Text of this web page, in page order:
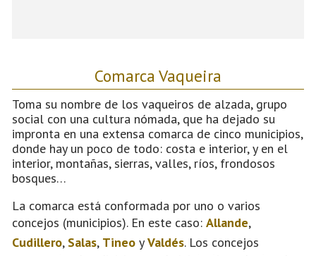
Comarca Vaqueira
Toma su nombre de los vaqueiros de alzada, grupo
social con una cultura nómada, que ha dejado su
impronta en una extensa comarca de cinco municipios,
donde hay un poco de todo: costa e interior, y en el
interior, montañas, sierras, valles, ríos, frondosos
bosques…
La comarca está conformada por uno o varios
concejos (municipios). En este caso: Allande,
Cudillero, Salas, Tineo yValdés. Los concejos